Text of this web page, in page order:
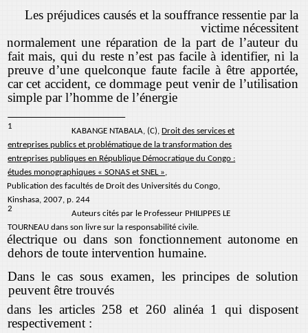
Les préjudices causés et la souffrance ressentie par la
victime nécessitent
normalement une réparation de la part de l’auteur du
fait mais, qui du reste n’est pas facile à identifier, ni la
preuve d’une quelconque faute facile à être apportée,
car cet accident, ce dommage peut venir de l’utilisation
simple par l’homme de l’énergie
1
KABANGE NTABALA, (C),Droit des services et
entreprises publics et problématique de la transformation des
entreprises publiques en République Démocratique du Congo :
études monographiques « SONAS et SNEL »,
Publication des facultés de Droit des Universités du Congo,
Kinshasa, 2007, p. 244
2
Auteurs cités par le Professeur PHILIPPES LE
TOURNEAU dans son livre sur la responsabilité civile.
électrique ou dans son fonctionnement autonome en
dehors de toute intervention humaine.
Dans le cas sous examen, les principes de solution
peuvent être trouvés
dans les articles 258 et 260 alinéa 1 qui disposent
respectivement :